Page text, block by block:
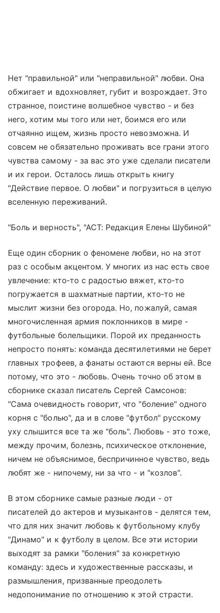
Нет "правильной" или "неправильной" любви. Она
обжигает и вдохновляет, губит и возрождает. Это
странное, поистине волшебное чувство - и без
него, хотим мы того или нет, боимся его или
отчаянно ищем, жизнь просто невозможна. И
совсем не обязательно проживать все грани этого
чувства самому - за вас это уже сделали писатели
и их герои. Осталось лишь открыть книгу
"Действие первое. О любви" и погрузиться в целую
вселенную переживаний.
"Боль и верность", "АСТ: Редакция Елены Шубиной"
Еще один сборник о феномене любви, но на этот
раз с особым акцентом. У многих из нас есть свое
увлечение: кто‑то с радостью вяжет, кто‑то
погружается в шахматные партии, кто‑то не
мыслит жизни без огорода. Но, пожалуй, самая
многочисленная армия поклонников в мире -
футбольные болельщики. Порой их преданность
непросто понять: команда десятилетиями не берет
главных трофеев, а фанаты остаются верны ей. Все
потому, что это - любовь. Очень точно об этом в
сборнике сказал писатель Сергей Самсонов:
"Сама очевидность говорит, что "боление" одного
корня с "болью", да и в слове "футбол" русскому
уху слышится все та же "боль". Любовь - это тоже,
между прочим, болезнь, психическое отклонение,
ничем не объяснимое, беспричинное чувство, ведь
любят же - нипочему, ни за что - и "козлов".
В этом сборнике самые разные люди - от
писателей до актеров и музыкантов - делятся тем,
что для них значит любовь к футбольному клубу
"Динамо" и к футболу в целом. Все эти истории
выходят за рамки "боления" за конкретную
команду: здесь и художественные рассказы, и
размышления, призванные преодолеть
недопонимание по отношению к этой страсти.